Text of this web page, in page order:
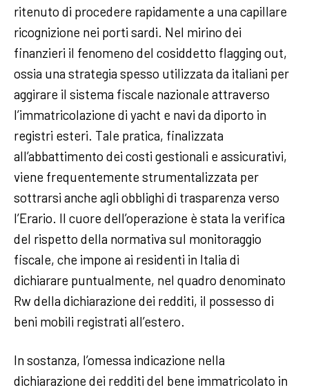
ritenuto di procedere rapidamente a una capillare
ricognizione nei porti sardi. Nel mirino dei
finanzieri il fenomeno del cosiddetto flagging out,
ossia una strategia spesso utilizzata da italiani per
aggirare il sistema fiscale nazionale attraverso
l’immatricolazione di yacht e navi da diporto in
registri esteri. Tale pratica, finalizzata
all’abbattimento dei costi gestionali e assicurativi,
viene frequentemente strumentalizzata per
sottrarsi anche agli obblighi di trasparenza verso
l’Erario. Il cuore dell’operazione è stata la verifica
del rispetto della normativa sul monitoraggio
fiscale, che impone ai residenti in Italia di
dichiarare puntualmente, nel quadro denominato
Rw della dichiarazione dei redditi, il possesso di
beni mobili registrati all’estero.
In sostanza, l’omessa indicazione nella
dichiarazione dei redditi del bene immatricolato in